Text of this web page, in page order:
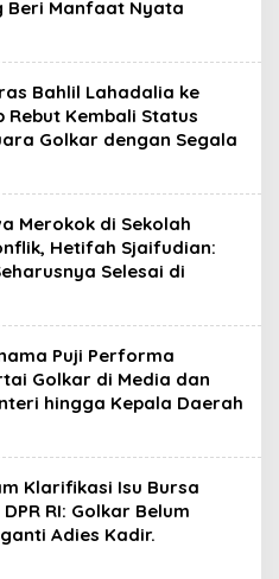
Beri Manfaat Nyata
Bahlil Lahadalia ke
Rebut Kembali Status
Golkar dengan Segala
Merokok di Sekolah
Hetifah Sjaifudian:
Selesai di
Puji Performa
Golkar di Media dan
hingga Kepala Daerah
Klarifikasi Isu Bursa
RI: Golkar Belum
Adies Kadir.